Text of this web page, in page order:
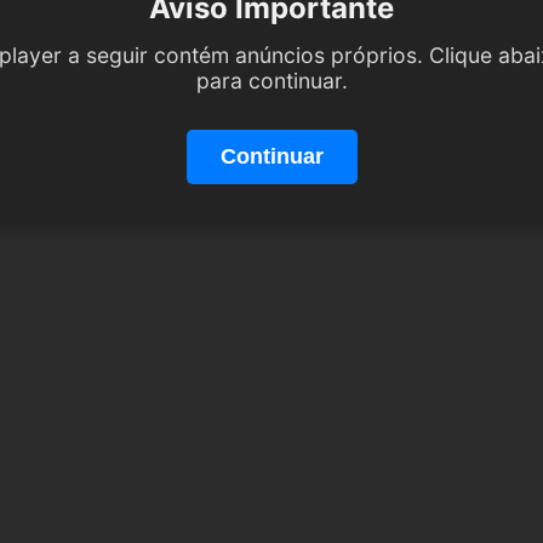
Aviso Importante
a seguir contém anúncios próprios. Clique
para continuar.
Continuar